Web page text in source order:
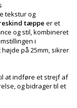
tekstur og
tæppe er et
og stil, kombineret
i
på 25mm, sikrer
at indføre et strejf af
og bidrager til et